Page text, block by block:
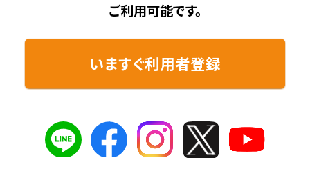
ご利用可能です。
いますぐ利用者登録